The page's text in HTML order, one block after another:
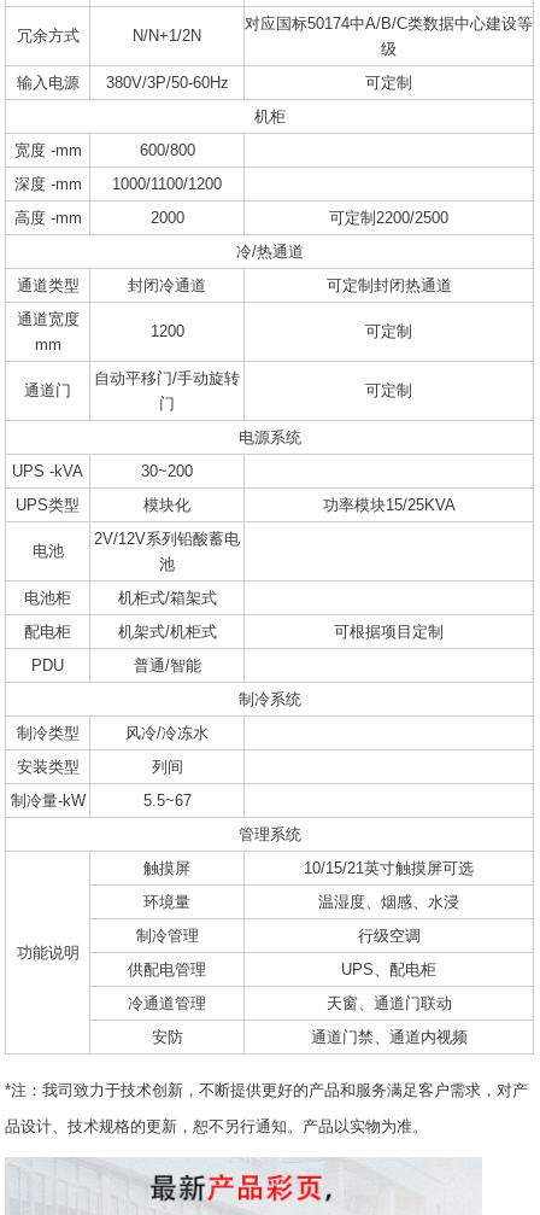
冗余方式 N/N+1/2N
对应国标50174中A/B/C类数据中心建设等
级
输入电源
380V/3P/50-60Hz
可定制
机柜
宽度 -mm
600/800
深度 -mm
1000/1100/1200
高度 -mm
2000
可定制2200/2500
冷/热通道
通道类型
封闭冷通道
可定制封闭热通道
通道宽度
mm
1200 可定制
通道门
自动平移门/手动旋转
门
可定制
电源系统
UPS -kVA
30~200
UPS类型
模块化 功率模块15/25KVA
电池
2V/12V系列铅酸蓄电
池
电池柜
机柜式/箱架式
配电柜
机架式/机柜式
可根据项目定制
PDU
普通/智能
制冷系统
制冷类型
风冷/冷冻水
安装类型
列间
制冷量-kW
5.5~67
管理系统
功能说明
触摸屏
10/15/21英寸触摸屏可选
环境量
温湿度、烟感、水浸
制冷管理
行级空调
供配电管理
UPS、配电柜
冷通道管理
天窗、通道门联动
安防
通道门禁、通道内视频
*注：我司致力于技术创新，不断提供更好的产品和服务满足客户需求，对产
品设计、技术规格的更新，恕不另行通知。产品以实物为准。